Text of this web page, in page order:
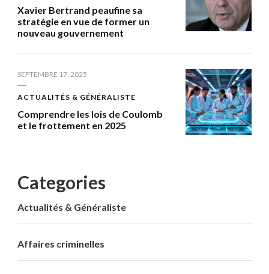
Xavier Bertrand peaufine sa
stratégie en vue de former un
nouveau gouvernement
SEPTEMBRE 17, 2025
ACTUALITÉS & GÉNÉRALISTE
Comprendre les lois de Coulomb
et le frottement en 2025
Categories
Actualités & Généraliste
Affaires criminelles